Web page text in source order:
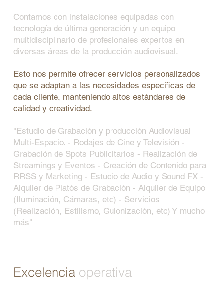
Contamos con instalaciones equipadas con
tecnología de última generación y un equipo
multidisciplinario de profesionales expertos en
diversas áreas de la producción audiovisual.
Esto nos permite ofrecer servicios personalizados
que se adaptan a las necesidades específicas de
cada cliente, manteniendo altos estándares de
calidad y creatividad.​
"Estudio de Grabación y producción Audiovisual
Multi-Espacio. - Rodajes de Cine y Televisión -
Grabación de Spots Publicitarios - Realización de
Streamings y Eventos - Creación de Contenido para
RRSS y Marketing - Estudio de Audio y Sound FX -
Alquiler de Platós de Grabación - Alquiler de Equipo
(Iluminación, Cámaras, etc) - Servicios
(Realización, Estilismo, Guionización, etc) Y mucho
más"
Excelencia operativa